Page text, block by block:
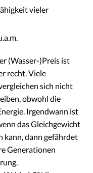
vieler
(Wasser-)Preis ist
recht. Viele
sich nicht
obwohl die
Irgendwann ist
das Gleichgewicht
kann, dann gefährdet
Generationen